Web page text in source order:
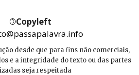
©Copyleft
desde que para fins não comerciais,
e a integridade do texto ou das partes
seja respeitada